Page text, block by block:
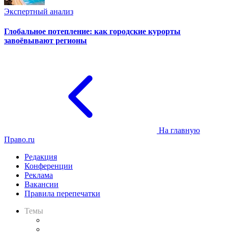
Экспертный анализ
Глобальное потепление: как городские курорты
завоёвывают регионы
На главную
Право.ru
Редакция
Конференции
Реклама
Вакансии
Правила перепечатки
Темы